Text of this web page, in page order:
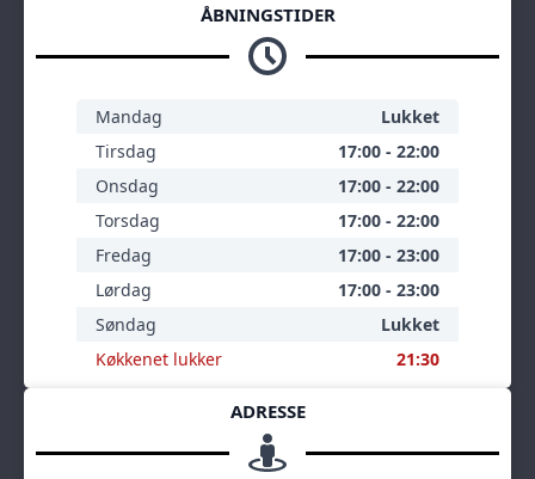
ÅBNINGSTIDER
Mandag
Lukket
Tirsdag
17:00 - 22:00
Onsdag
17:00 - 22:00
Torsdag
17:00 - 22:00
Fredag
17:00 - 23:00
Lørdag
17:00 - 23:00
Søndag
Lukket
Køkkenet lukker
21:30
ADRESSE